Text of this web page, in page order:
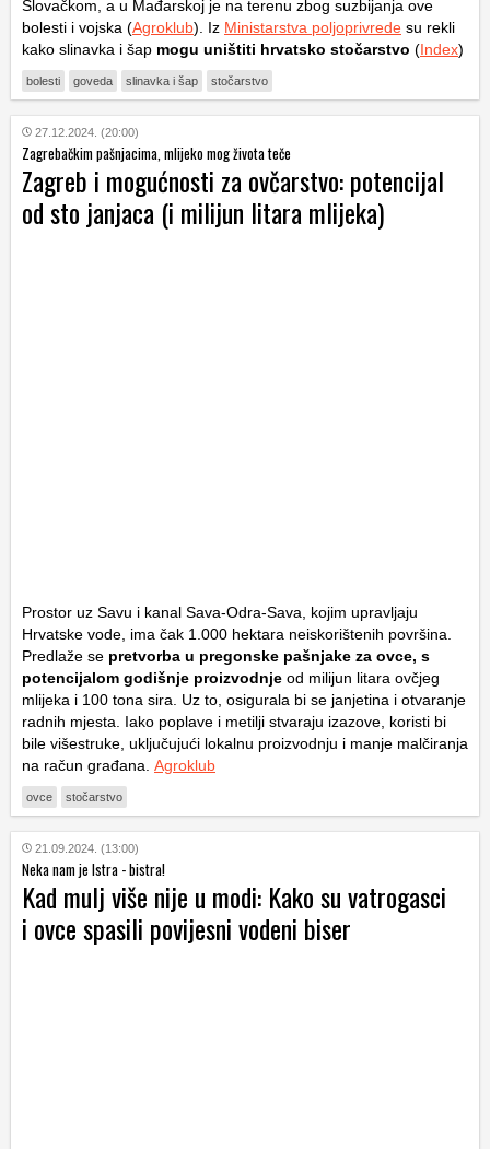
Slovačkom, a u Mađarskoj je na terenu zbog suzbijanja ove
bolesti i vojska (Agroklub). Iz Ministarstva poljoprivrede su rekli
kako slinavka i šap mogu uništiti hrvatsko stočarstvo (Index)
bolesti goveda slinavka i šap stočarstvo
27.12.2024. (20:00)
Zagrebačkim pašnjacima, mlijeko mog života teče
Zagreb i mogućnosti za ovčarstvo: potencijal
od sto janjaca (i milijun litara mlijeka)
Prostor uz Savu i kanal Sava-Odra-Sava, kojim upravljaju
Hrvatske vode, ima čak 1.000 hektara neiskorištenih površina.
Predlaže se pretvorba u pregonske pašnjake za ovce, s
potencijalom godišnje proizvodnje od milijun litara ovčjeg
mlijeka i 100 tona sira. Uz to, osigurala bi se janjetina i otvaranje
radnih mjesta. Iako poplave i metilji stvaraju izazove, koristi bi
bile višestruke, uključujući lokalnu proizvodnju i manje malčiranja
na račun građana. Agroklub
ovce stočarstvo
21.09.2024. (13:00)
Neka nam je Istra - bistra!
Kad mulj više nije u modi: Kako su vatrogasci
i ovce spasili povijesni vodeni biser